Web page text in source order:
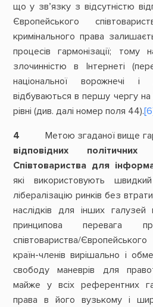
що у зв’язку з відсутністю
Європейського
кримінального права
процесів гармонізації; тому
злочинністю в Інтернеті
національної ворожнечі і
відбуваються в першу чергу
рівні (див. далі номер поля 44).
4 Метою згаданої вище
відповідних
Співтовариства для
які використовують
лібералізацію ринків без
наслідків для інших галузей
принципова перевага
співтовариства/
країн-членів вирішально і
свободу маневрів для
майже у всіх референтних
права в його вузькому і